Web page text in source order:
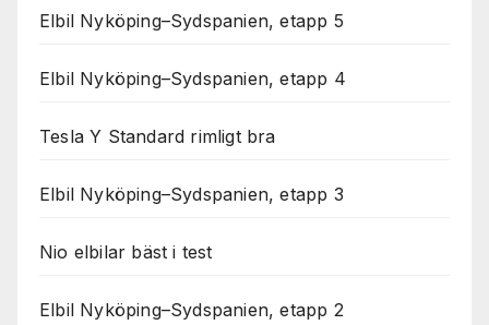
Elbil Nyköping–Sydspanien, etapp 5
Elbil Nyköping–Sydspanien, etapp 4
Tesla Y Standard rimligt bra
Elbil Nyköping–Sydspanien, etapp 3
Nio elbilar bäst i test
Elbil Nyköping–Sydspanien, etapp 2